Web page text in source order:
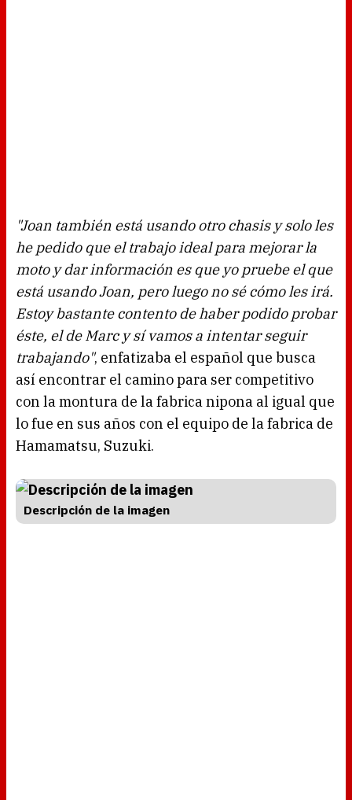
"Joan también está usando otro chasis y solo les
he pedido que el trabajo ideal para mejorar la
moto y dar información es que yo pruebe el que
está usando Joan, pero luego no sé cómo les irá.
Estoy bastante contento de haber podido probar
éste, el de Marc y sí vamos a intentar seguir
trabajando", enfatizaba el español que busca
así encontrar el camino para ser competitivo
con la montura de la fabrica nipona al igual que
lo fue en sus años con el equipo de la fabrica de
Hamamatsu, Suzuki.
Descripción de la imagen